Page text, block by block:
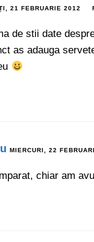
21 FEBRUARIE 2012
de stii date
as adauga
MIERCURI, 22
chiar am